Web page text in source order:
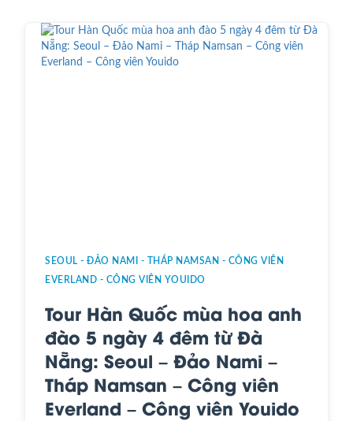
SEOUL - ĐẢO NAMI - THÁP NAMSAN - CÔNG VIÊN
EVERLAND - CÔNG VIÊN YOUIDO
Tour Hàn Quốc mùa hoa anh
đào 5 ngày 4 đêm từ Đà
Nẵng: Seoul – Đảo Nami –
Tháp Namsan – Công viên
Everland – Công viên Youido